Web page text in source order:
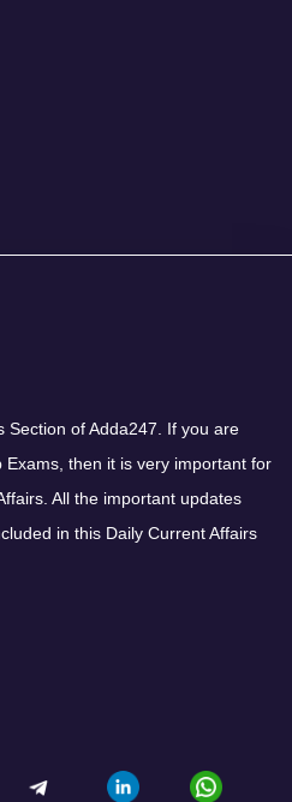
Section of Adda247. If you are
then it is very important for
All the important updates
in this Daily Current Affairs